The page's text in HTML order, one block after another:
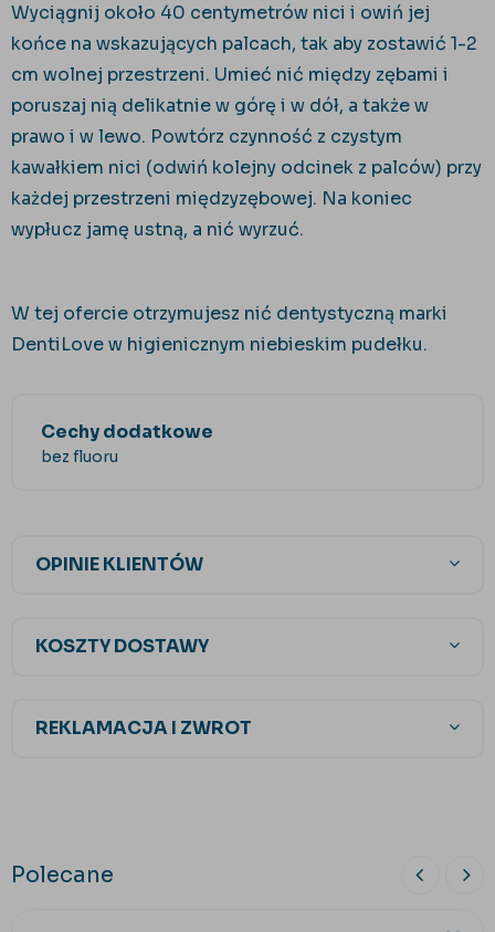
Wyciągnij około 40 centymetrów nici i owiń jej
końce na wskazujących palcach, tak aby zostawić 1-2
cm wolnej przestrzeni. Umieć nić między zębami i
poruszaj nią delikatnie w górę i w dół, a także w
prawo i w lewo. Powtórz czynność z czystym
kawałkiem nici (odwiń kolejny odcinek z palców) przy
każdej przestrzeni międzyzębowej. Na koniec
wypłucz jamę ustną, a nić wyrzuć.
W tej ofercie otrzymujesz nić dentystyczną marki
DentiLove w higienicznym niebieskim pudełku.
Cechy dodatkowe
bez fluoru
OPINIE KLIENTÓW
KOSZTY DOSTAWY
REKLAMACJA I ZWROT
Polecane